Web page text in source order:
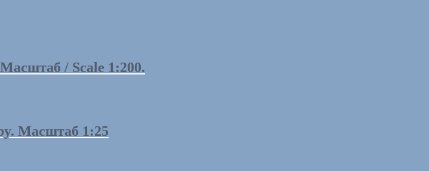
/ Scale 1:200.
Масштаб 1:25